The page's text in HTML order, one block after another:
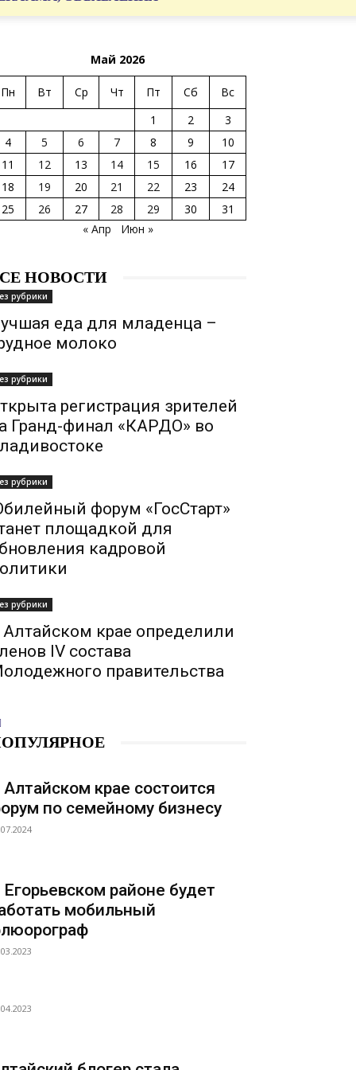
Май 2026
Пн Вт Ср Чт Пт Сб
Вс
1
2
3
4
5 6 7 8 9
10
11
12 13 14 15 16
17
18
19 20 21 22 23
24
25
26 27 28 29 30
31
« Апр
Июн »
НОВОСТИ
рубрики
еда для младенца –
молоко
рубрики
регистрация зрителей
Гранд-финал «КАРДО» во
рубрики
форум «ГосСтарт»
площадкой для
кадровой
рубрики
Алтайском крае определили
IV состава
правительства
Алтайском крае состоится
по семейному бизнесу
Егорьевском районе будет
мобильный